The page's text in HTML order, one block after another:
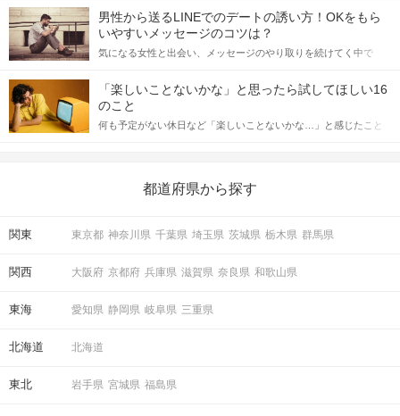
てアプローチできるかにも左右されます。 これから恋人作りを本
格的に始めようとしている方は、女性が異性を求めて出すサイン
をしっかりと理解し、正しい行動に移せるかどうかが重要。 この
記事では、女性が話しかけて欲しい時に出すサインとその心理を
合にどのような行動に繋げるべきかをご紹介していきます。
男性から送るLINEでのデートの誘い方！OKをもら
いやすいメッセージのコツは？
気になる女性と出会い、メッセージのやり取りを続けてく中で
しかし、中には「どう誘ったらいいの？」とお困りの男性もいら
っしゃるのではないでしょうか。 そこで今回は、男性から女性へ
送るLINEでのデートの誘い方のコツをご紹介します。例文も混じ
えながら解説するので、ぜひ参考にしてください。
「楽しいことないかな」と思ったら試してほしい16
のこと
何も予定がない休日など「楽しいことないかな…」と感じたこと
の楽しいことアイデアを集めました♪ いままさに楽しいことを探し
都道府県から探す
関東 東京都 神奈川県 千葉県 埼玉県 茨城県 栃木県 群馬県
関西 大阪府 京都府 兵庫県 滋賀県 奈良県 和歌山県
東海 愛知県 静岡県 岐阜県 三重県
北海道 北海道
東北 岩手県 宮城県 福島県